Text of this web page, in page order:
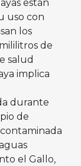
están
uso con
los
de
salud
implica
durante
de
el Gallo,